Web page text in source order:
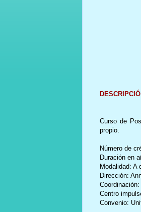
Curso de
propio.
Número de
Duración en
Modalidad: A
Dirección:
Centro
Convenio: